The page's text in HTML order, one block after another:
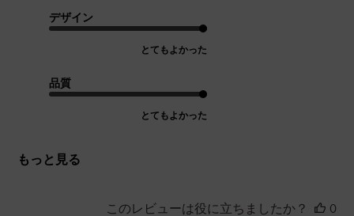
デザイン
とてもよかった
品質
とてもよかった
もっと見る
このレビューは役に立ちましたか？
0